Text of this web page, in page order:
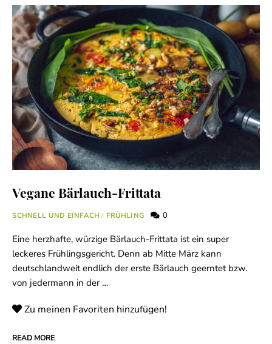
Vegane Bärlauch-Frittata
SCHNELL UND EINFACH / FRÜHLING 0
Eine herzhafte, würzige Bärlauch-Frittata ist ein super
leckeres Frühlingsgericht. Denn ab Mitte März kann
deutschlandweit endlich der erste Bärlauch geerntet bzw.
von jedermann in der …
Zu meinen Favoriten hinzufügen!
READ MORE